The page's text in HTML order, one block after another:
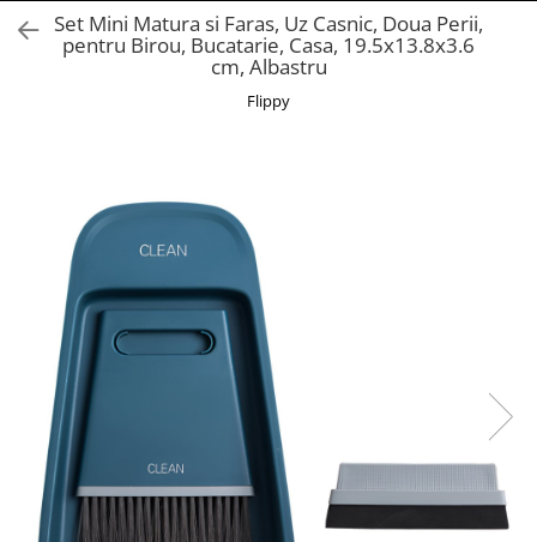
Articole pentru Bucatarie
Accesorii Bucătărie
Organizatoare si Depozitare
Bucatarie
Pahare, Sticle si Cani
Ustensile pentru Bucătărie
Ustensile pentru Bucătărie
Veselă pentru Masă
Articole pentru Casa si Curatenie
Accesorii Ingrijire Casa
Cutii depozitare
Diverse Casa
Set Mini Matura si Faras, Uz Casnic, Doua Perii,
pentru Birou, Bucatarie, Casa, 19.5x13.8x3.6
cm, Albastru
Flippy